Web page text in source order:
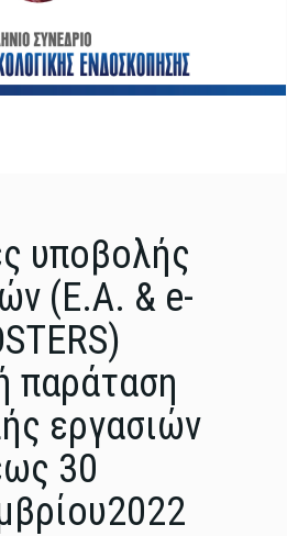
υποβολής
(Ε.Α. & e-
παράταση
εργασιών
30